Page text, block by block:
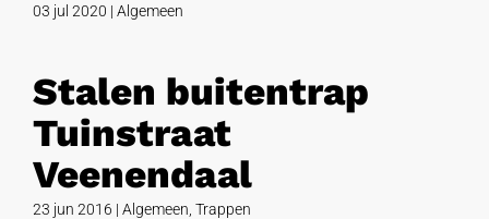
03 jul 2020 | Algemeen
Stalen buitentrap
Tuinstraat
Veenendaal
23 jun 2016 | Algemeen Trappen